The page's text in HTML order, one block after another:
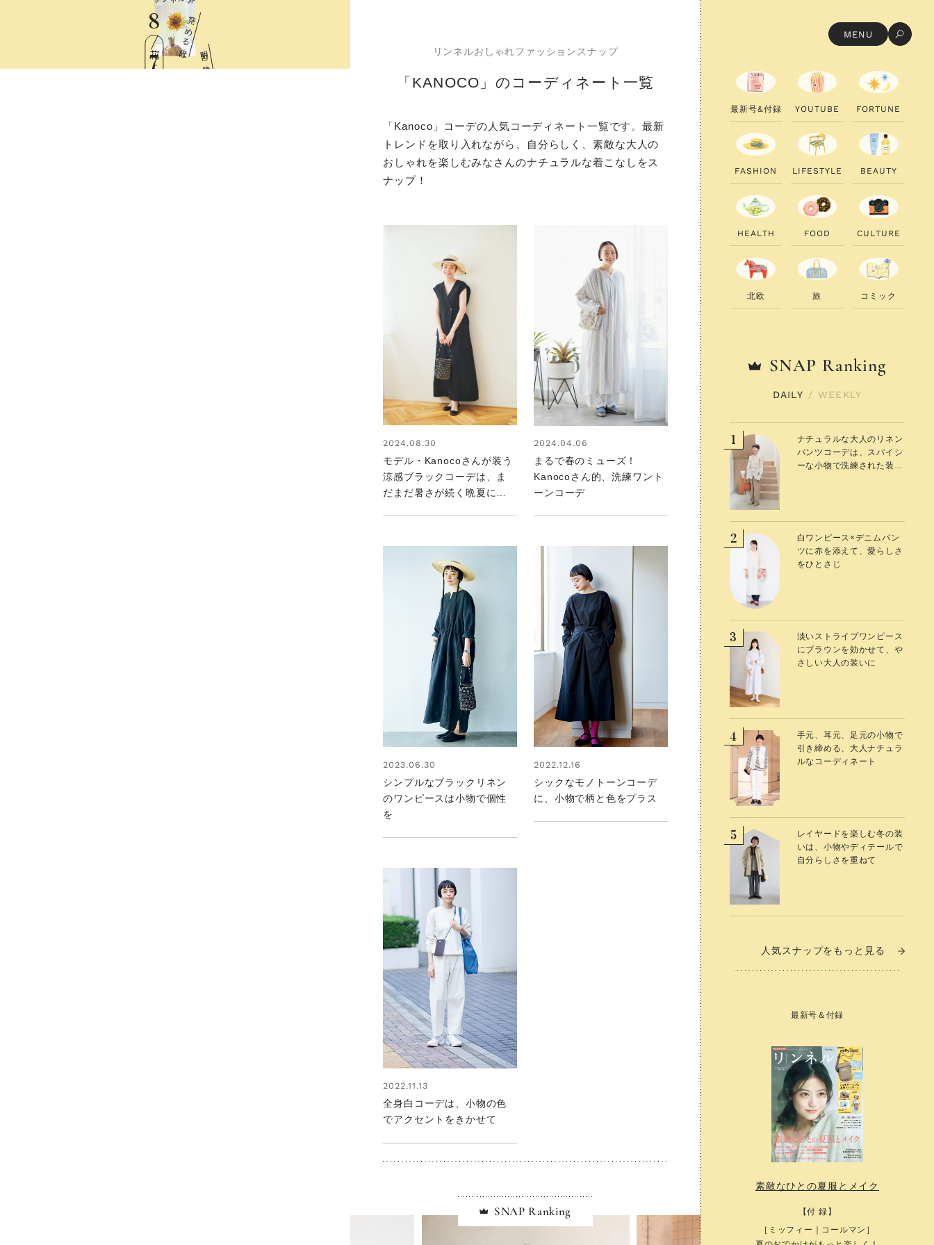
MENU
つ
め
る
先
は と
憧
れ
8
7
花ごよみ リンネルおしゃれファッションスナップ
「KANOCO」のコーディネート一覧
「Kanoco」コーデの人気コーディネート一覧です。最新
トレンドを取り入れながら、自分らしく、素敵な大人の
おしゃれを楽しむみなさんのナチュラルな着こなしをス
ナップ！
2024.08.30
モデル・Kanocoさんが装う
涼感ブラックコーデは、ま
だまだ暑さが続く晩夏にマ
2024.04.06
まるで春のミューズ！
Kanocoさん的、洗練ワント
ーンコーデ
2023.06.30
シンプルなブラックリネン
のワンピースは小物で個性
を
2022.12.16
シックなモノトーンコーデ
に、小物で柄と色をプラス
2022.11.13
全身白コーデは、小物の色
でアクセントをきかせて
SNAP Ranking
最新号&付録 YOUTU B E FORTU N E
FAS H ION LI FESTYLE B EAUTY
H EALTH FOOD CU LTU RE
北欧 旅 コ ミ ッ ク
SNAP Ranking
DAILY / WEEKLY
1
ナチュラルな大人のリネン
パンツコーデは、スパイシ
ーな小物で洗練された装い
2
白ワンピース×デニムパン
ツに赤を添えて、愛らしさ
をひとさじ
3
淡いストライプワンピース
にブラウンを効かせて、や
さしい大人の装いに
4
手元、耳元、足元の小物で
引き締める、大人ナチュラ
ルなコーディネート
5
レイヤードを楽しむ冬の装
いは、小物やディテールで
自分らしさを重ねて
人気スナップをもっと見る
最新号＆付録
素敵なひとの夏服とメイク
【付 録】
［ミッフィー｜コールマン］
最新号&付録 YOUTU B E FORTU N E
FAS H ION LI FESTYLE B EAUTY
H EALTH FOOD CU LTU RE
北欧 旅 コ ミ ッ ク
SNAP Ranking
DAILY / WEEKLY
1
ナチュラルな大人のリネン
パンツコーデは、スパイシ
ーな小物で洗練された装い
2
白ワンピース×デニムパン
ツに赤を添えて、愛らしさ
をひとさじ
3
淡いストライプワンピース
にブラウンを効かせて、や
さしい大人の装いに
4
手元、耳元、足元の小物で
引き締める、大人ナチュラ
ルなコーディネート
5
レイヤードを楽しむ冬の装
いは、小物やディテールで
自分らしさを重ねて
人気スナップをもっと見る
最新号＆付録
素敵なひとの夏服とメイク
【付 録】
［ミッフィー｜コールマン］